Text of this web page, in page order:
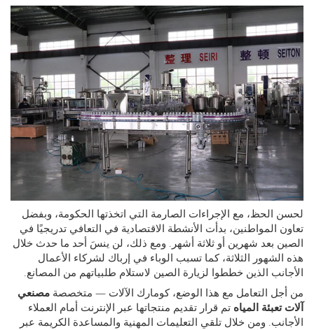
مع الإجراءات الصارمة التي اتخذتها الحكومة، وبفضل
المواطنين، بدأت الأنشطة الاقتصادية في التعافي تدريجيًا في
بعد شهرين أو ثلاثة أشهر. ومع ذلك، لن ينسَ أحد ما حدث خلال
الثلاثة، كما تسبب الوباء في إرباك لشركاء الأعمال
الذين خططوا لزيارة الصين لاستلام طلبياتهم من المصانع.
التعامل مع هذا الوضع،كوماركالآلات — متخصصةمصنعي
المياه تم قرار تقديم منتجاتها عبر الإنترنت أمام العملاء
ومن خلال تلقي التعليمات المهنية والمساعدة الكريمة عبر